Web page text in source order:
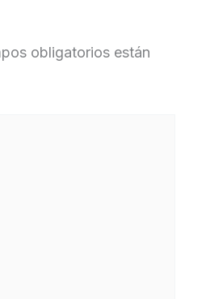
obligatorios están